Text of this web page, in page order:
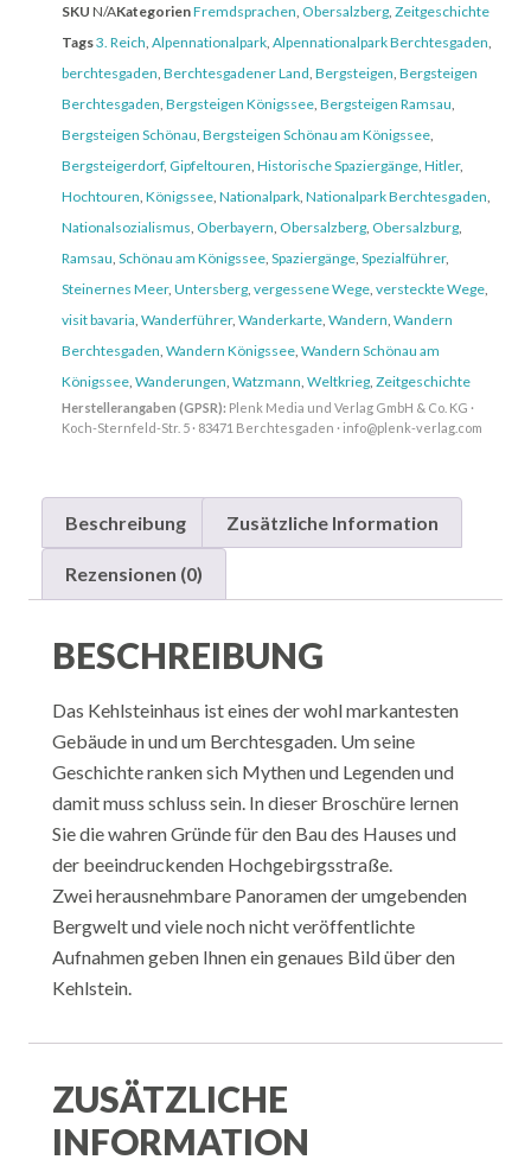
SKU N/AKategorienFremdsprachen Obersalzberg Zeitgeschichte
Tags3. Reich Alpennationalpark Alpennationalpark Berchtesgaden
berchtesgaden Berchtesgadener Land Bergsteigen Bergsteigen
Berchtesgaden Bergsteigen Königssee Bergsteigen Ramsau
Bergsteigen Schönau Bergsteigen Schönau am Königssee
Bergsteigerdorf, Gipfeltouren Historische Spaziergänge Hitler,
Hochtouren Königssee Nationalpark Nationalpark Berchtesgaden
Nationalsozialismus Oberbayern Obersalzberg Obersalzburg
Ramsau Schönau am Königssee Spaziergänge Spezialführer,
Steinernes Meer, Untersberg vergessene Wege versteckte Wege
visit bavaria Wanderführer, Wanderkarte Wandern Wandern
Berchtesgaden Wandern Königssee Wandern Schönau am
Königssee Wanderungen Watzmann Weltkrieg Zeitgeschichte
Herstellerangaben (GPSR): Plenk Media und Verlag GmbH & Co. KG ·
Koch-Sternfeld-Str. 5 · 83471 Berchtesgaden · info@plenk-verlag.com
Beschreibung Zusätzliche Information
Rezensionen (0)
BESCHREIBUNG
Das Kehlsteinhaus ist eines der wohl markantesten
Gebäude in und um Berchtesgaden. Um seine
Geschichte ranken sich Mythen und Legenden und
damit muss schluss sein. In dieser Broschüre lernen
Sie die wahren Gründe für den Bau des Hauses und
der beeindruckenden Hochgebirgsstraße.
Zwei herausnehmbare Panoramen der umgebenden
Bergwelt und viele noch nicht veröffentlichte
Aufnahmen geben Ihnen ein genaues Bild über den
Kehlstein.
ZUSÄTZLICHE
INFORMATION